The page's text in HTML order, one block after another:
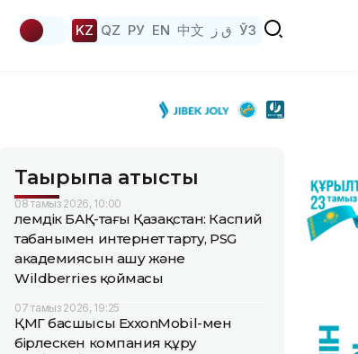
KZ QZ РУ EN 中文 ق ز ЎЗ
Тақырыпқа қатысты
08 тамыз 2026, 10:00
Әлемдік БАҚ-тағы Қазақстан: Каспий
табанымен интернет тарту, PSG
академиясын ашу және
Wildberries қоймасы
07 тамыз 2026, 19:25
ҚМГ басшысы ExxonMobil-мен
бірлескен компания құру